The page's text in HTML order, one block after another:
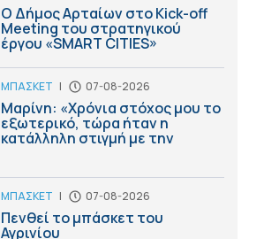
Ο Δήμος Αρταίων στο Kick-off
Meeting του στρατηγικού
έργου «SMART CITIES»
ΜΠΑΣΚΕΤ | 07-08-2026
Μαρίνη: «Χρόνια στόχος μου το
εξωτερικό, τώρα ήταν η
κατάλληλη στιγμή με την
ΜΠΑΣΚΕΤ | 07-08-2026
Πενθεί το μπάσκετ του
Αγρινίου